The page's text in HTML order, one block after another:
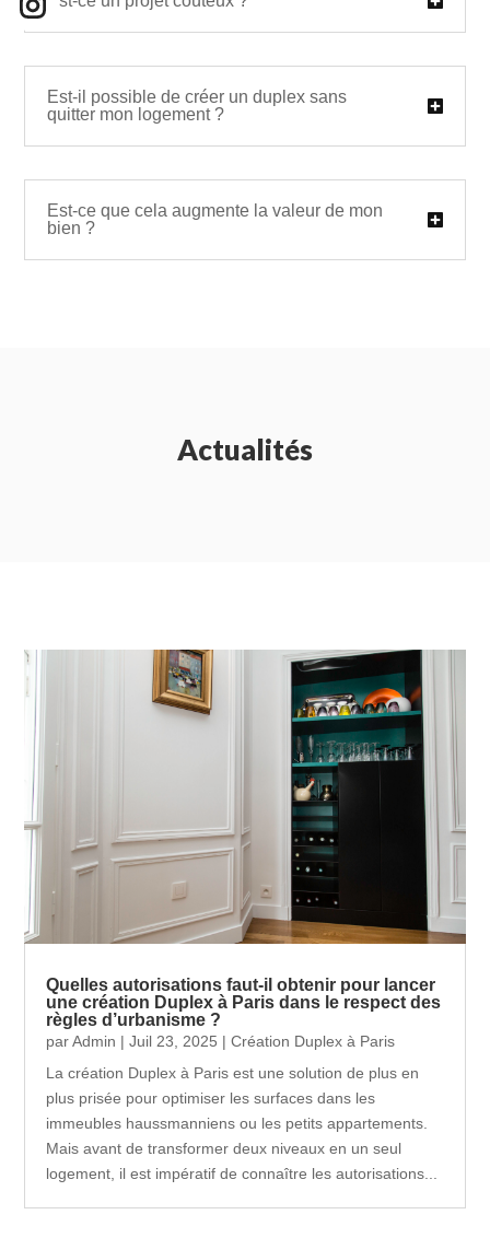
Est-il possible de créer un duplex sans
quitter mon logement ?
Est-ce que cela augmente la valeur de mon
bien ?
Actualités
Quelles autorisations faut-il obtenir pour lancer
une création Duplex à Paris dans le respect des
règles d’urbanisme ?
parAdmin |Juil 23, 2025 |Création Duplex à Paris
La création Duplex à Paris est une solution de plus en
plus prisée pour optimiser les surfaces dans les
immeubles haussmanniens ou les petits appartements.
Mais avant de transformer deux niveaux en un seul
logement, il est impératif de connaître les autorisations...